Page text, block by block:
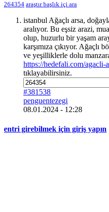
264354 araştırbaşlık içi ara
istanbul Ağaçlı arsa,
aralıyor. Bu eşsiz arazi,
olup, huzurlu bir yaşam
karşımıza çıkıyor. Ağaçlı
ve yeşilliklerle dolu
https://hedefali.com/agacli-
tıklayabilirsiniz.
#381538
penguentezegi
08.01.2024 - 12:28
entri girebilmek için giriş yapın